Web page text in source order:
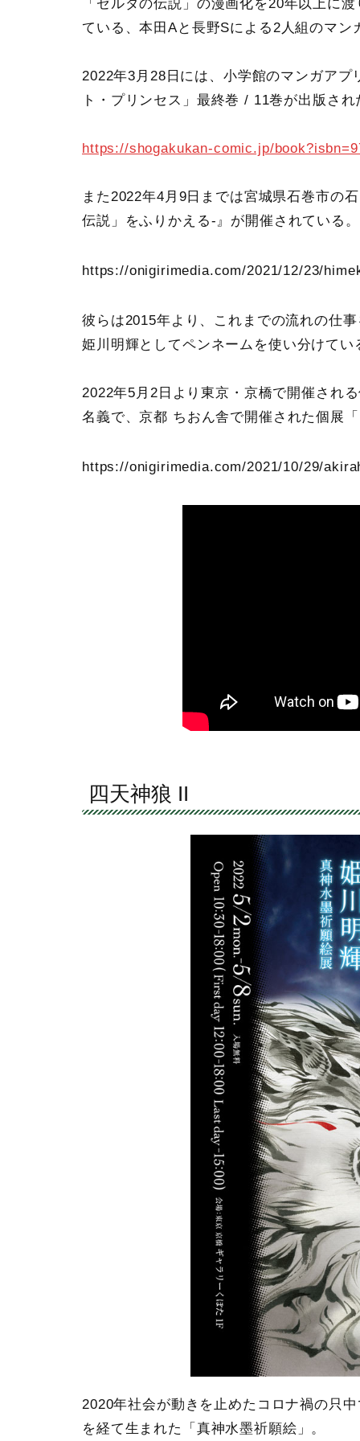
「ゼルダの伝説」の漫画化を20年以上に
ている、本田Aと長野Sによる2人組のマ
2022年3月28日には、小学館のマンガア
ト・プリンセス」最終巻 / 11巻が出版され
https://shogakukan-comic.jp/
また2022年4月9日までは宮城県石巻市の
伝説」をふりかえる‐』が開催されている。
https://onigirimedia.com/2021/12/23/
彼らは2015年より、これまでの流れの仕
姫川明輝としてペンネームを使い分けてい
2022年5月2日より東京・京橋で開催され
名義で、京都 ちおん舎で開催された個展
https://onigirimedia.com/2021/10/29/
四天神狼 II
2020年社会が動きを止めたコロナ禍の只
を経て生まれた「真神水墨祈願絵」。